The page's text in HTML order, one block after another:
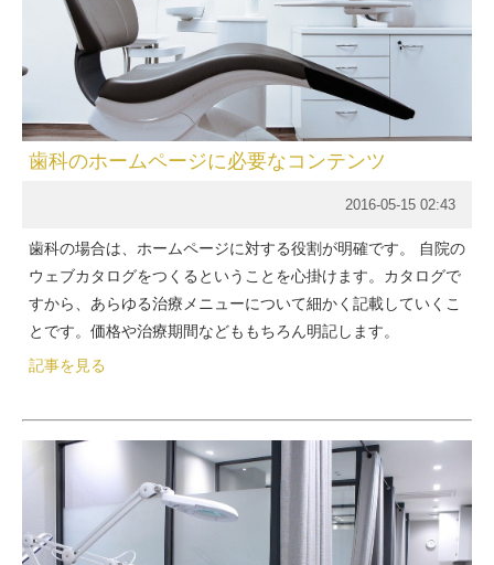
歯科のホームページに必要なコンテンツ
2016-05-15 02:43
歯科の場合は、ホームページに対する役割が明確です。 自院の
ウェブカタログをつくるということを心掛けます。カタログで
すから、あらゆる治療メニューについて細かく記載していくこ
とです。価格や治療期間などももちろん明記します。
記事を見る